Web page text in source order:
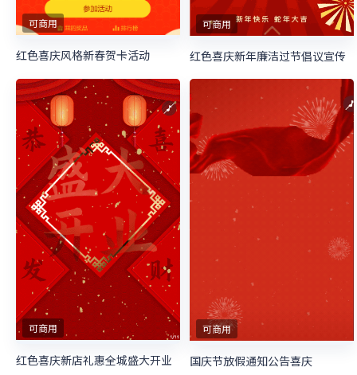
可商用
红色喜庆风格新春贺卡活动
可商用
红色喜庆新年廉洁过节倡议宣传
可商用
红色喜庆新店礼惠全城盛大开业
可商用
国庆节放假通知公告喜庆